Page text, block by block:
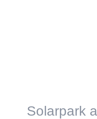
Solarpark